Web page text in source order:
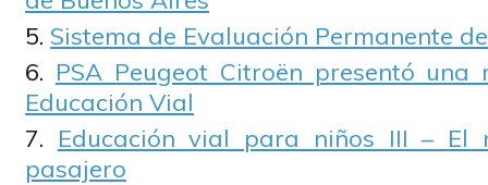
Sistema de Evaluación Permanente
PSA Peugeot Citroën presentó
Educación Vial
Educación vial para niños III – El
pasajero